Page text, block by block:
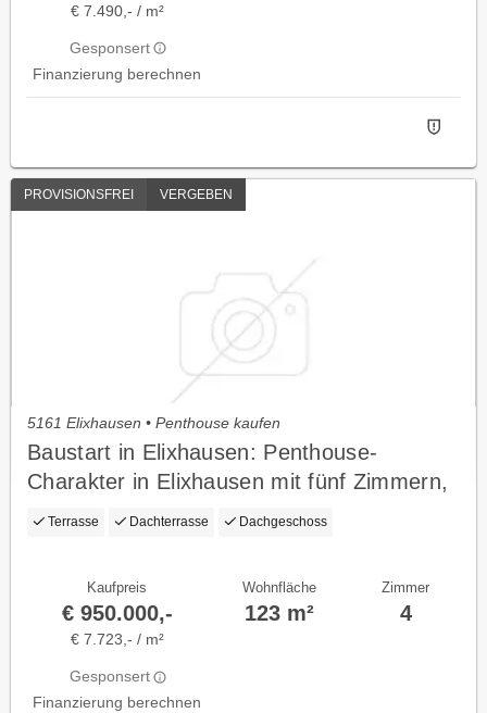
€ 7.490,- / m²
Gesponsert
Finanzierung berechnen
PROVISIONSFREI VERGEBEN
5161 Elixhausen • Penthouse kaufen
Baustart in Elixhausen: Penthouse-
Charakter in Elixhausen mit fünf Zimmern,
Panoramablick und weitläufiger
Terrasse Dachterrasse Dachgeschoss
Kaufpreis
€ 950.000,-
€ 7.723,- / m²
Gesponsert
Finanzierung berechnen
Wohnfläche
123 m²
Zimmer
4